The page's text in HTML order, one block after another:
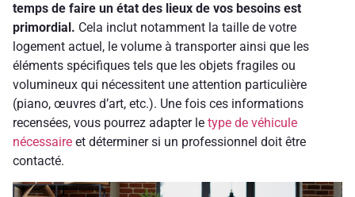
temps de faire un état des lieux de vos besoins est
primordial. Cela inclut notamment la taille de votre
logement actuel, le volume à transporter ainsi que les
éléments spécifiques tels que les objets fragiles ou
volumineux qui nécessitent une attention particulière
(piano, œuvres d’art, etc.). Une fois ces informations
recensées, vous pourrez adapter le type de véhicule
nécessaire et déterminer si un professionnel doit être
contacté.